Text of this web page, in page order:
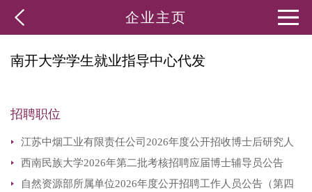
企业主页
南开大学学生就业指导中心代发
招聘职位
江苏中烟工业有限责任公司2026年度公开招收博士后研究人
员公告
西南民族大学2026年第二批考核招聘应届博士辅导员公告
自然资源部所属单位2026年度公开招聘工作人员公告（第四